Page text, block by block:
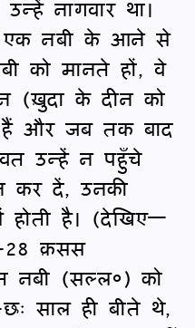
नागवार था।
एक नबी के आने से
को मानते हों, वे
(ख़ुदा के दीन को
हैं और जब तक बाद
उन्हें न पहुँचे
कर दें, उनकी
होती है। (देखिए—
28 क़सस
नबी (सल्ल०) को
साल ही बीते थे,